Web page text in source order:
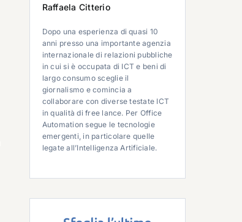
Raffaela Citterio
Dopo una esperienza di quasi 10
anni presso una importante agenzia
internazionale di relazioni pubbliche
in cui si è occupata di ICT e beni di
largo consumo sceglie il
giornalismo e comincia a
collaborare con diverse testate ICT
in qualità di free lance. Per Office
Automation segue le tecnologie
emergenti, in particolare quelle
legate all’Intelligenza Artificiale.